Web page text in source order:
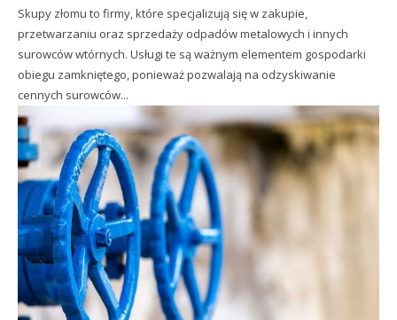
Skupy złomu to firmy, które specjalizują się w zakupie,
przetwarzaniu oraz sprzedaży odpadów metalowych i innych
surowców wtórnych. Usługi te są ważnym elementem gospodarki
obiegu zamkniętego, ponieważ pozwalają na odzyskiwanie
cennych surowców...